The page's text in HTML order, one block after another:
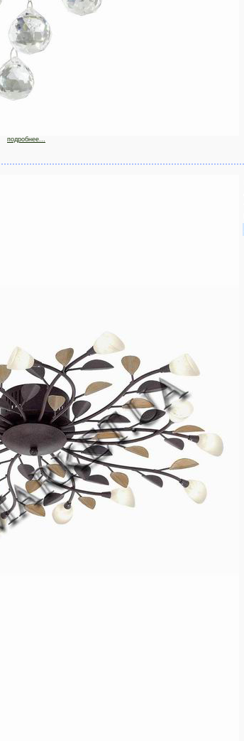
подробнее...